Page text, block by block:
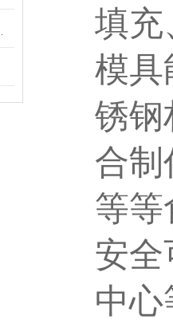
填充
模具
锈钢
合制
等等
安全
中